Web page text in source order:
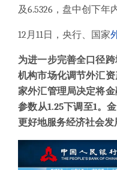
及6.5326，盘中创下年
12月11日，央行、国家
为进一步完善全口径
机构市场化调节外汇资
家外汇管理局决定将
参数从1.25下调至1。
更好地服务经济社会发